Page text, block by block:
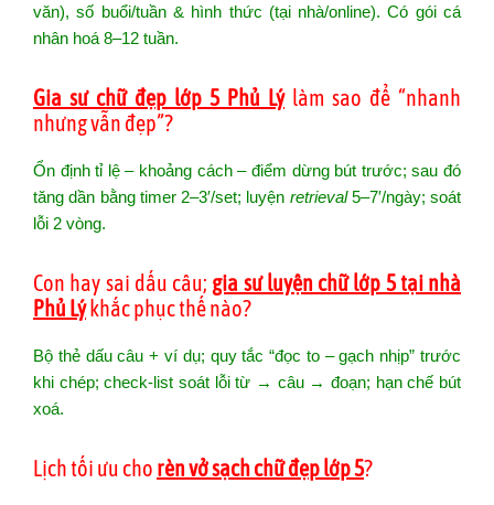
văn), số buổi/tuần & hình thức (tại nhà/online). Có gói cá
nhân hoá 8–12 tuần.
Gia sư chữ đẹp lớp 5 Phủ Lýlàm sao để “nhanh
nhưng vẫn đẹp”?
Ổn định tỉ lệ – khoảng cách – điểm dừng bút trước; sau đó
tăng dần bằng timer 2–3′/set; luyện retrieval5–7′/ngày; soát
lỗi 2 vòng.
Con hay sai dấu câu; gia sư luyện chữ lớp 5 tại nhà
Phủ Lýkhắc phục thế nào?
Bộ thẻ dấu câu + ví dụ; quy tắc “đọc to – gạch nhịp” trước
khi chép; check-list soát lỗi từ → câu → đoạn; hạn chế bút
xoá.
Lịch tối ưu cho rèn vở sạch chữ đẹp lớp 5?